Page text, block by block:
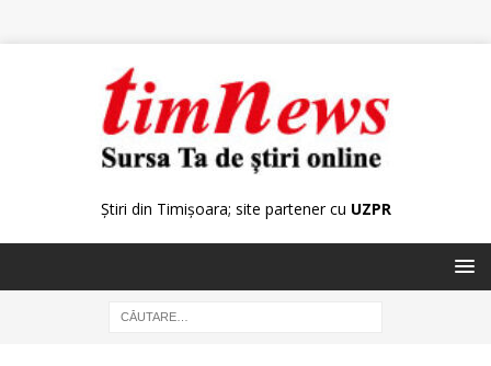
Știri din Timișoara; site partener cu UZPR